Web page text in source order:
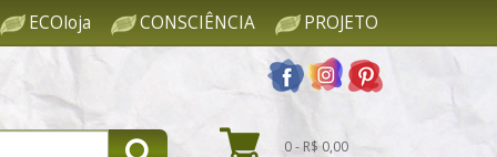
ECOloja CONSCIÊNCIA PROJETO
0 - R$ 0,00